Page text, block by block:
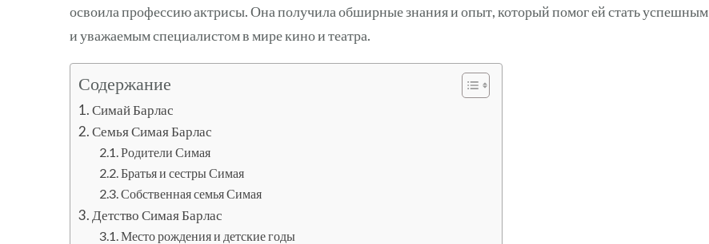
освоила профессию актрисы. Она получила обширные знания и опыт, который помог ей стать успешным
и уважаемым специалистом в мире кино и театра.
Содержание
Симай Барлас
Семья Симая Барлас
Родители Симая
Братья и сестры Симая
Собственная семья Симая
Детство Симая Барлас
Место рождения и детские годы